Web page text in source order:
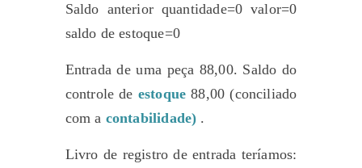
Saldo anterior quantidade=0 valor=0
saldo de estoque=0
Entrada de uma peça 88,00. Saldo do
controle de estoque 88,00 (conciliado
com a contabilidade) .
Livro de registro de entrada teríamos: